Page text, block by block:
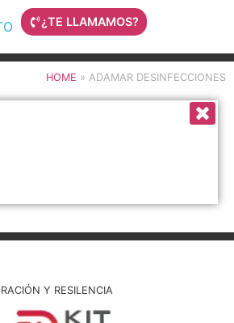
¿TE LLAMAMOS?
HOME » ADAMAR DESINFECCIONES
Y RESILENCIA